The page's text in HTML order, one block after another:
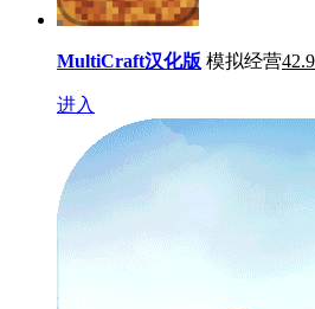
MultiCraft汉化版 模拟经营
进入